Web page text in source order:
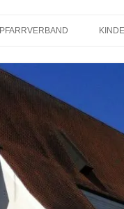
PFARRVERBAND
PFARRVERBANDSRAT
PFARREI AUFKIRCHEN
PFARREI HÖHENRAIN
PFARREI PERCHA
PFARREI WANGEN